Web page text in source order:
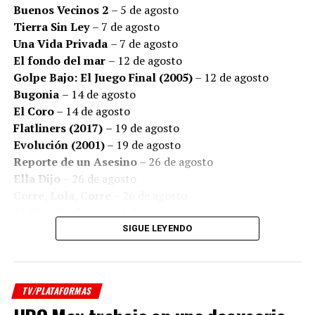
tratamientos y medicamentos, el estreno adquiere una
resonancia especial: detrás de cada diagnóstico existen
historias de amor, de miedo, de fortaleza y de personas
que luchan por seguir viviendo.
Produccionesy1:85 Films, “Instante” se encontrará
disponible enPrime Video
Buenos Vecinos 2 – 5 de agosto
Tierra Sin Ley– 7 de agosto
Una Vida Privada – 7 de agosto
El fondo del mar – 12 de agosto
Golpe Bajo: El Juego Final (2005)– 12 de agosto
Bugonia – 14 de agosto
El Coro– 14 de agosto
Flatliners (2017) – 19 de agosto
Evolución (2001)– 19 de agosto
Reporte de un Asesino– 26 de agosto
Ella Dijo – 26 de agosto
Ricki and the Flash: Entre la Fama y la Familia
Series
SIGUE LEYENDO
TV/PLATAFORMAS